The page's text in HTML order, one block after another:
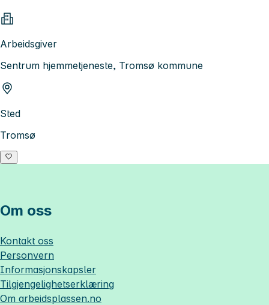
Arbeidsgiver
Sentrum hjemmetjeneste, Tromsø kommune
Sted
Tromsø
Om oss
Kontakt oss
Personvern
Informasjonskapsler
Tilgjengelighetserklæring
Om arbeidsplassen.no